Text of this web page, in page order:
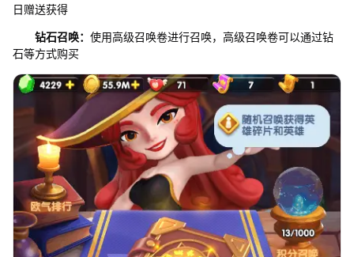
日赠送获得
钻石召唤： 使用高级召唤卷进行召唤，高级召唤卷可以通过钻
石等方式购买